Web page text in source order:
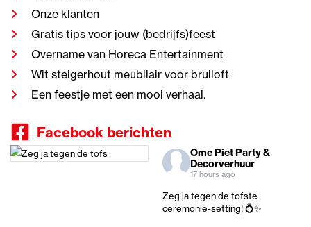
Onze klanten
Gratis tips voor jouw (bedrijfs)feest
Overname van Horeca Entertainment
Wit steigerhout meubilair voor bruiloft
Een feestje met een mooi verhaal.
Facebook berichten
Ome Piet Party &
Decorverhuur
17 hours ago
Zeg ja tegen de tofste
ceremonie-setting! 💍✨